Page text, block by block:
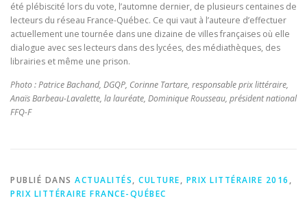
été plébiscité lors du vote, l’automne dernier, de plusieurs centaines de
lecteurs du réseau France-Québec. Ce qui vaut à l’auteure d’effectuer
actuellement une tournée dans une dizaine de villes françaises où elle
dialogue avec ses lecteurs dans des lycées, des médiathèques, des
librairies et même une prison.
Photo : Patrice Bachand, DGQP, Corinne Tartare, responsable prix littéraire,
Anaïs Barbeau-Lavalette, la lauréate, Dominique Rousseau, président national
FFQ-F
PUBLIÉ DANS ACTUALITÉS, CULTURE, PRIX LITTÉRAIRE 2016 ,
PRIX LITTÉRAIRE FRANCE-QUÉBEC